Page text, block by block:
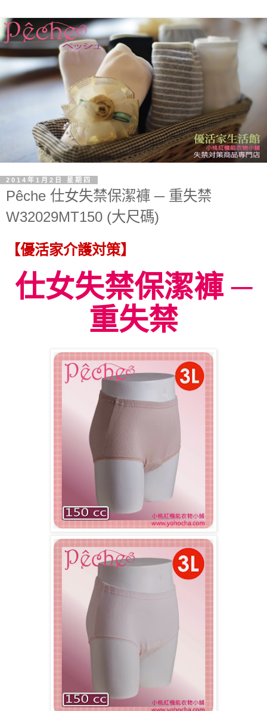
2014年1月2日 星期四
Pêche 仕女失禁保潔褲 ─ 重失禁
W32029MT150 (大尺碼)
【優活家介護対策】
仕女失禁保潔褲 ─
重失禁